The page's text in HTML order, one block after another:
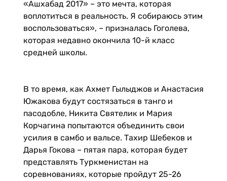
«Ашхабад 2017» – это мечта, которая
воплотиться в реальность. Я собираюсь этим
воспользоваться», – призналась Гоголева,
которая недавно окончила 10-й класс
средней школы.
В то время, как Ахмет Гылыджов и Анастасия
Южакова будут состязаться в танго и
пасодобле, Никита Святелик и Мария
Корчагина попытаются объединить свои
усилия в самбо и вальсе. Тахир Шебеков и
Дарья Гокова – пятая пара, которая будет
представлять Туркменистан на
соревнованиях, которые пройдут 25-26